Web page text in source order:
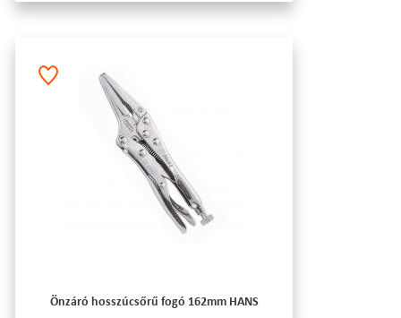
Önzáró hosszúcsőrű fogó 162mm HANS